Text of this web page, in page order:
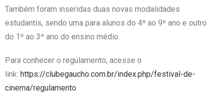
Também foram inseridas duas novas modalidades
estudantis, sendo uma para alunos do 4º ao 9º ano e outro
do 1º ao 3º ano do ensino médio.
Para conhecer o regulamento, acesse o
link: https://clubegaucho.com.br/index.php/festival-de-
cinema/regulamento